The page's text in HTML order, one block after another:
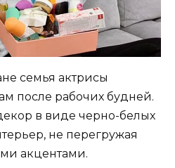
семья актрисы
после рабочих будней.
в виде черно-белых
не перегружая
акцентами.